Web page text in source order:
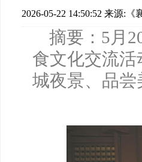
2026-05-22 14:50:52 来源:《
摘要：5月
食文化交流
城夜景、品